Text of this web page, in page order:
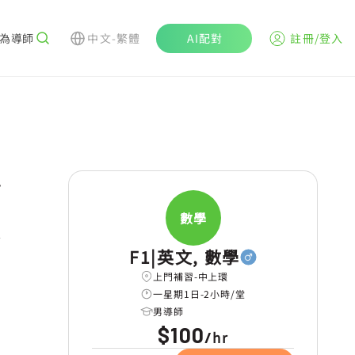
導師 中文-繁體 AI配對 註冊/登入
數學
F1|英文, 數學
上門補習-中上環
一星期1日-2小時/堂
男導師
$100/hr